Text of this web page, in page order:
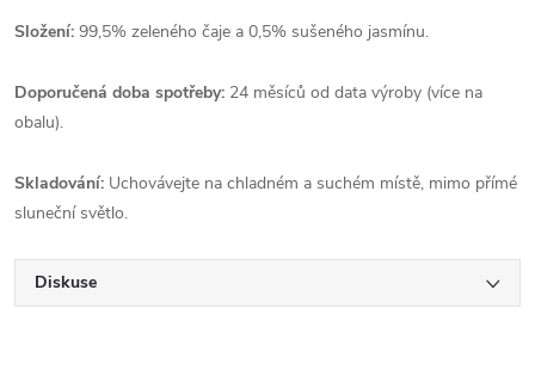
Složení: 99,5% zeleného čaje a 0,5% sušeného jasmínu.
Doporučená doba spotřeby: 24 měsíců od data výroby (více na
obalu).
Skladování: Uchovávejte na chladném a suchém místě, mimo přímé
sluneční světlo.
Diskuse